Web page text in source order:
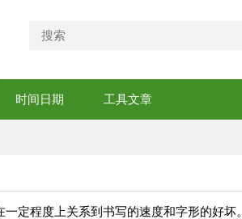
时间日期 工具文章
定程度上关系到书写的速度和字形的好坏